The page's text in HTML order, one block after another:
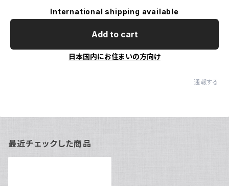
International shipping available
Add to cart
日本国内にお住まいの方向け
通報する
最近チェックした商品